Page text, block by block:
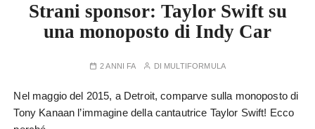
Strani sponsor: Taylor Swift su
una monoposto di Indy Car
2 ANNI FA DI MULTIFORMULA
Nel maggio del 2015, a Detroit, comparve sulla monoposto di
Tony Kanaan l’immagine della cantautrice Taylor Swift! Ecco